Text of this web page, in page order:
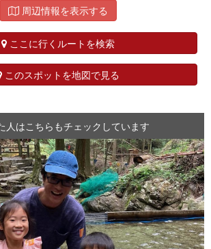
周辺情報を表示する
ここに行くルートを検索
このスポットを地図で見る
人はこちらもチェックしています